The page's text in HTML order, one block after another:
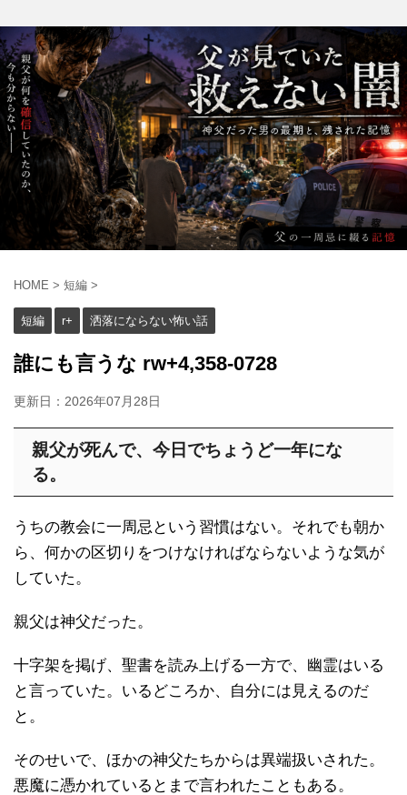
HOME > 短編 >
短編 r+ 洒落にならない怖い話
誰にも言うな rw+4,358-0728
更新日： 2026年07月28日
親父が死んで、今日でちょうど一年にな
る。
うちの教会に一周忌という習慣はない。それでも朝か
ら、何かの区切りをつけなければならないような気が
していた。
親父は神父だった。
十字架を掲げ、聖書を読み上げる一方で、幽霊はいる
と言っていた。いるどころか、自分には見えるのだ
と。
そのせいで、ほかの神父たちからは異端扱いされた。
悪魔に憑かれているとまで言われたこともある。